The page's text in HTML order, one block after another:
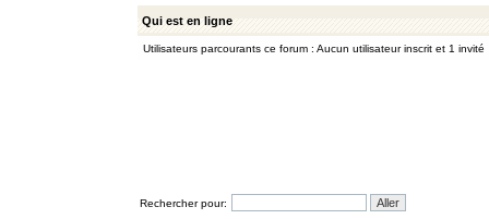
Qui est en ligne
Utilisateurs parcourants ce forum : Aucun utilisateur inscrit et 1 invité
Rechercher pour: